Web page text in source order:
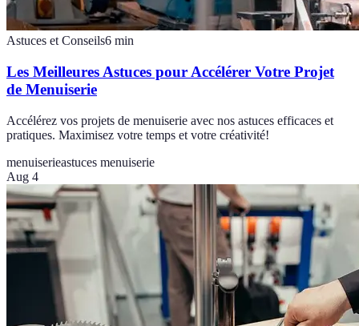
Astuces et Conseils6 min
Les Meilleures Astuces pour Accélérer Votre Projet
de Menuiserie
Accélérez vos projets de menuiserie avec nos astuces efficaces et
pratiques. Maximisez votre temps et votre créativité!
menuiserieastuces menuiserie
Aug 4